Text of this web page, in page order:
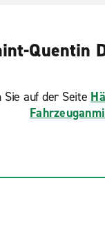
Quentin
auf der Seite